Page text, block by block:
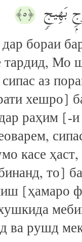
بَهِیجࣲ ﴿٥﴾
бораи
Мо
аз
хешро]
раҳим [-
касе
то]
[ҳамаро
ва рушд